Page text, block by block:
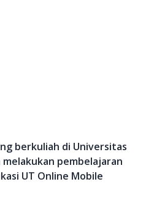
berkuliah di Universitas
pembelajaran
UT Online Mobile